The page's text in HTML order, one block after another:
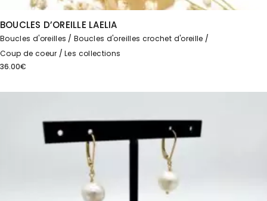
BOUCLES D’OREILLE LAELIA
Boucles d'oreilles
Boucles d'oreilles crochet d'oreille
Coup de coeur
Les collections
36.00€